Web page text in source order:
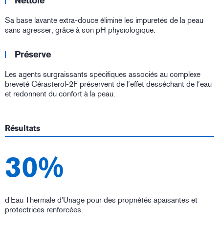
Sa base lavante extra-douce élimine les impuretés de la peau
sans agresser, grâce à son pH physiologique.
Préserve
Les agents surgraissants spécifiques associés au complexe
breveté Cérasterol-2F préservent de l’effet desséchant de l’eau
et redonnent du confort à la peau.
Résultats
30%
d'Eau Thermale d'Uriage pour des propriétés apaisantes et
protectrices renforcées.